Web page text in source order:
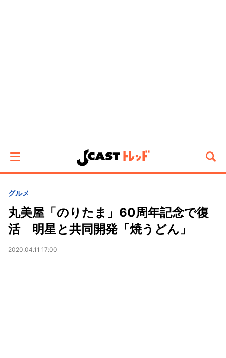
グルメ
丸美屋「のりたま」60周年記念で復
活 明星と共同開発「焼うどん」
2020.04.11 17:00